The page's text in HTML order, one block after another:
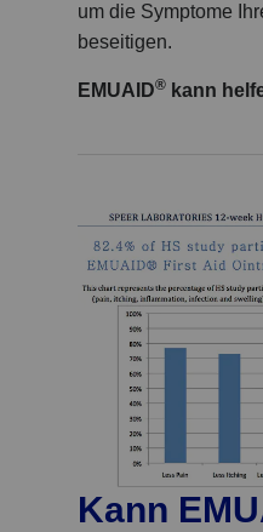
um die Symptome
beseitigen.
EMUAID® kann
Kann